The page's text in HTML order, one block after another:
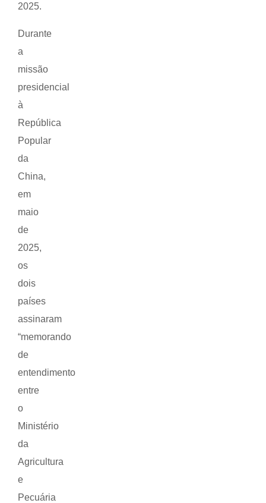
2025.
Durante
a
missão
presidencial
à
República
Popular
da
China,
em
maio
de
2025,
os
dois
países
assinaram
“memorando
de
entendimento
entre
o
Ministério
da
Agricultura
e
Pecuária